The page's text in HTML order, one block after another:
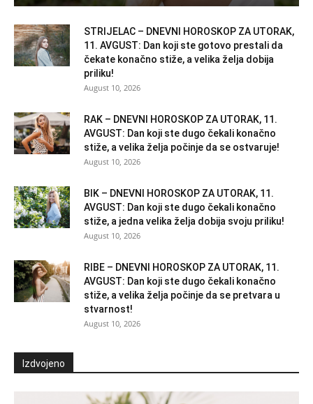
STRIJELAC – DNEVNI HOROSKOP ZA UTORAK,
11. AVGUST: Dan koji ste gotovo prestali da
čekate konačno stiže, a velika želja dobija
priliku!
August 10, 2026
RAK – DNEVNI HOROSKOP ZA UTORAK, 11.
AVGUST: Dan koji ste dugo čekali konačno
stiže, a velika želja počinje da se ostvaruje!
August 10, 2026
BIK – DNEVNI HOROSKOP ZA UTORAK, 11.
AVGUST: Dan koji ste dugo čekali konačno
stiže, a jedna velika želja dobija svoju priliku!
August 10, 2026
RIBE – DNEVNI HOROSKOP ZA UTORAK, 11.
AVGUST: Dan koji ste dugo čekali konačno
stiže, a velika želja počinje da se pretvara u
stvarnost!
August 10, 2026
Izdvojeno